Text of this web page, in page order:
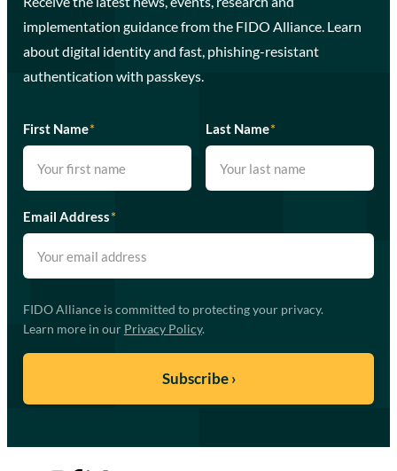
implementation guidance from the FIDO Alliance. Learn
about digital identity and fast, phishing-resistant
authentication with passkeys.
First Name* Last Name*
Email Address*
FIDO Alliance is committed to protecting your privacy.
Learn more in our Privacy Policy.